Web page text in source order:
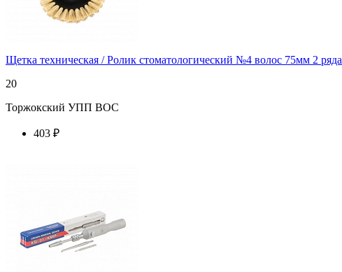
Щетка техническая / Ролик стоматологический №4 волос 75мм 2 ряда
20
Торжокский УПП ВОС
403 ₽